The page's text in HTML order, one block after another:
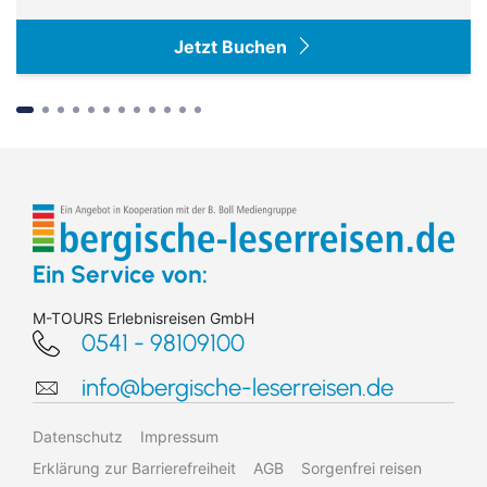
Reiseart
Bus
Eigenanreise
Schiff
Deutschland
Weltweit
Jetzt Buchen
Ein Service von:
M-TOURS Erlebnisreisen GmbH
0541 - 98109100
info@bergische-leserreisen.de
Datenschutz
Impressum
Erklärung zur Barrierefreiheit
AGB Sorgenfrei reisen